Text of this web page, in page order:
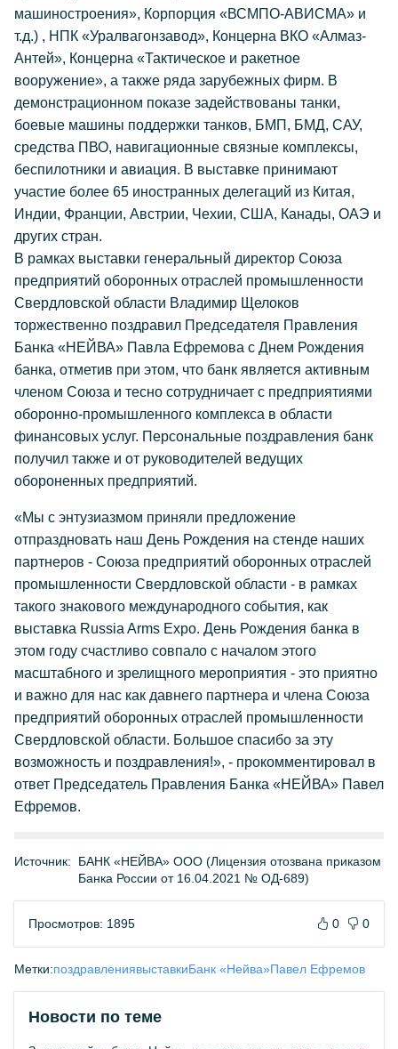
машиностроения», Корпорция «ВСМПО-АВИСМА» и
т.д.) , НПК «Уралвагонзавод», Концерна ВКО «Алмаз-
Антей», Концерна «Тактическое и ракетное
вооружение», а также ряда зарубежных фирм. В
демонстрационном показе задействованы танки,
боевые машины поддержки танков, БМП, БМД, САУ,
средства ПВО, навигационные связные комплексы,
беспилотники и авиация. В выставке принимают
участие более 65 иностранных делегаций из Китая,
Индии, Франции, Австрии, Чехии, США, Канады, ОАЭ и
других стран.
В рамках выставки генеральный директор Союза
предприятий оборонных отраслей промышленности
Свердловской области Владимир Щелоков
торжественно поздравил Председателя Правления
Банка «НЕЙВА» Павла Ефремова с Днем Рождения
банка, отметив при этом, что банк является активным
членом Союза и тесно сотрудничает с предприятиями
оборонно-промышленного комплекса в области
финансовых услуг. Персональные поздравления банк
получил также и от руководителей ведущих
обороненных предприятий.
«Мы с энтузиазмом приняли предложение
отпраздновать наш День Рождения на стенде наших
партнеров - Союза предприятий оборонных отраслей
промышленности Свердловской области - в рамках
такого знакового международного события, как
выставка Russia Arms Expo. День Рождения банка в
этом году счастливо совпало с началом этого
масштабного и зрелищного мероприятия - это приятно
и важно для нас как давнего партнера и члена Союза
предприятий оборонных отраслей промышленности
Свердловской области. Большое спасибо за эту
возможность и поздравления!», - прокомментировал в
ответ Председатель Правления Банка «НЕЙВА» Павел
Ефремов.
Источник:
БАНК «НЕЙВА» ООО (Лицензия отозвана приказом
Банка России от 16.04.2021 № ОД-689)
Просмотров: 1895 0 0
Метки:поздравлениявыставкиБанк «Нейва»Павел Ефремов
Новости по теме